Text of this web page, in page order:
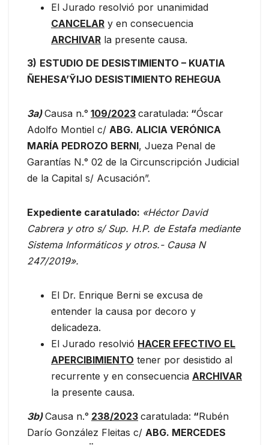
El Jurado resolvió por unanimidad
CANCELAR y en consecuencia
ARCHIVAR la presente causa.
3) ESTUDIO DE DESISTIMIENTO – KUATIA
ÑEHESA’ỸIJO DESISTIMIENTO REHEGUA
3a)Causa n.° 109/2023 caratulada: “Óscar
Adolfo Montiel c/ ABG. ALICIA VERÓNICA
MARÍA PEDROZO BERNI, Jueza Penal de
Garantías N.° 02 de la Circunscripción Judicial
de la Capital s/ Acusación”.
Expediente caratulado: «Héctor David
Cabrera y otro s/ Sup. H.P. de Estafa mediante
Sistema Informáticos y otros.- Causa N
247/2019».
El Dr. Enrique Berni se excusa de
entender la causa por decoro y
delicadeza.
El Jurado resolvió HACER EFECTIVO EL
APERCIBIMIENTO tener por desistido al
recurrente y en consecuencia ARCHIVAR
la presente causa.
3b)Causa n.° 238/2023 caratulada: “Rubén
Darío González Fleitas c/ ABG. MERCEDES